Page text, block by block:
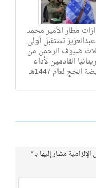
مطار الأمير محمد
تستقبل أولى
ضيوف الرحمن من
القادمين لأداء
الحج لعام 1447هـ
مشار إليها بـ*